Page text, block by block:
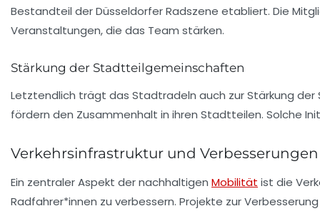
Bestandteil der Düsseldorfer Radszene etabliert. Die
Veranstaltungen, die das Team stärken.
Stärkung der Stadtteilgemeinschaften
Letztendlich trägt das Stadtradeln auch zur Stärkung
fördern den Zusammenhalt in ihren Stadtteilen. Solche
Verkehrsinfrastruktur und Verbesserungen
Ein zentraler Aspekt der nachhaltigen Mobilität ist die
Radfahrer*innen zu verbessern. Projekte zur